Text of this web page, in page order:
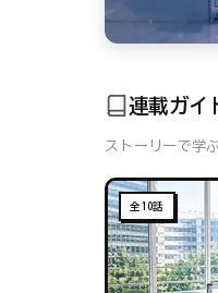
連載ガイ
ストーリーで学
全10話